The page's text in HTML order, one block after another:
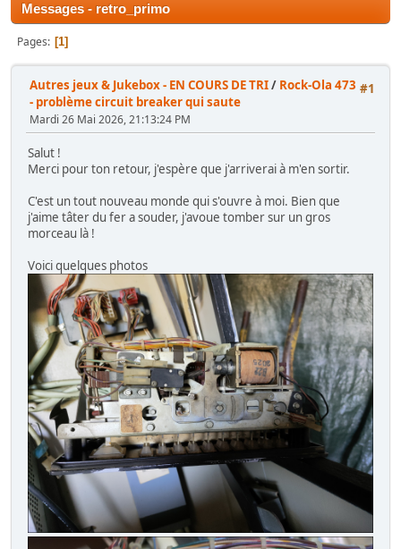
Messages - retro_primo
Pages 1
#1
Autres jeux & Jukebox - EN COURS DE TRI/ Rock-Ola 473
- problème circuit breaker qui saute
Mardi 26 Mai 2026, 21:13:24 PM
Salut !
Merci pour ton retour, j'espère que j'arriverai à m'en sortir.
C'est un tout nouveau monde qui s'ouvre à moi. Bien que
j'aime tâter du fer a souder, j'avoue tomber sur un gros
morceau là !
Voici quelques photos